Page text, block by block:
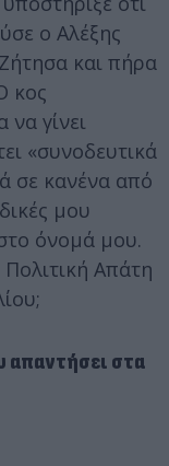
ο Αλέξης
και πήρα
κος
να γίνει
«συνοδευτικά
σε κανένα από
μου
όνομά μου.
Απάτη
απαντήσει στα